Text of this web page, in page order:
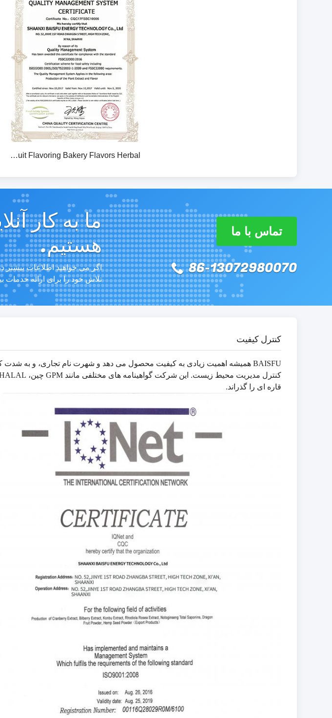
Natural Plant Essential Oil Pure Plant Extract Natural Sweetening Agent Natural Fruit Flavoring Bakery Flavors Herbal
ما به کار
هستیم.
اگر می خواهید اطلاعات بیشتر
تلاش خود را برای ارائه خدمات
تماس با ما
86-13072980070
کنترل کیفیت
BAISFU همیشه اهمیت زیادی به کیفیت محصول می دهد
و شهرت نام تجاری، و به
قاره ای را گذراند.